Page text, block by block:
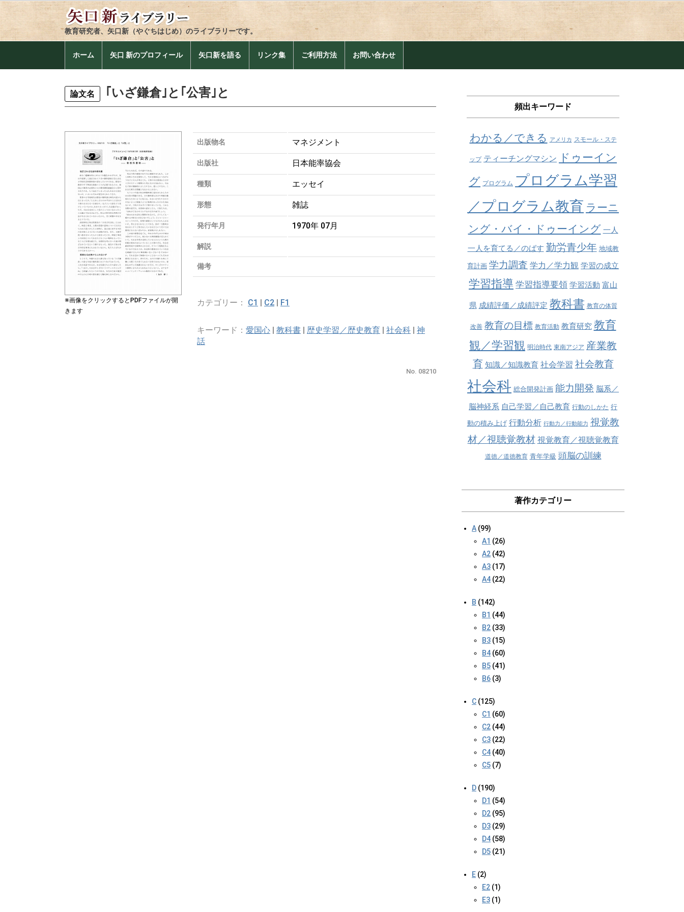
教育研究者、矢口新（やぐちはじめ）のライブラリーです。
ホーム 矢口 新のプロフィール 矢口新を語る リンク集 ご利用方法 お問い合わせ
論文名 ｢いざ鎌倉｣と｢公害｣と
※画像をクリックするとPDFファイルが開
きます
出版物名 マネジメント
出版社 日本能率協会
種類 エッセイ
形態 雑誌
発行年月 1970年 07月
解説
備考
カテゴリー： C1 | C2 | F1
キーワード： 愛国心 | 教科書 | 歴史学習／歴史教育 | 社会科 | 神
話
No. 08210
頻出キーワード
わかる／できる アメリカ スモール・ステ
ップ ティーチングマシン
ドゥーイン
グ プログラム プログラム学習
／プログラム教育 ラーニ
ング・バイ・ドゥーイング 一人
一人を育てる／のばす 勤労青少年 地域教
育計画 学力調査 学力／学力観 学習の成立
学習指導 学習指導要領 学習活動 富山
県 成績評価／成績評定 教科書 教育の体質
改善 教育の目標 教育活動 教育研究 教育
観／学習観 明治時代 東南アジア 産業教
育 知識／知識教育 社会学習 社会教育
社会科 総合開発計画 能力開発 脳系／
脳神経系 自己学習／自己教育 行動のしかた 行
動の積み上げ 行動分析 行動力／行動能力 視覚教
材／視聴覚教材 視覚教育／視聴覚教育
道徳／道徳教育 青年学級 頭脳の訓練
著作カテゴリー
A (99)
A1 (26)
A2 (42)
A3 (17)
A4 (22)
B (142)
B1 (44)
B2 (33)
B3 (15)
B4 (60)
B5 (41)
B6 (3)
C (125)
C1 (60)
C2 (44)
C3 (22)
C4 (40)
C5 (7)
D (190)
D1 (54)
D2 (95)
D3 (29)
D4 (58)
D5 (21)
E (2)
E2 (1)
E3 (1)